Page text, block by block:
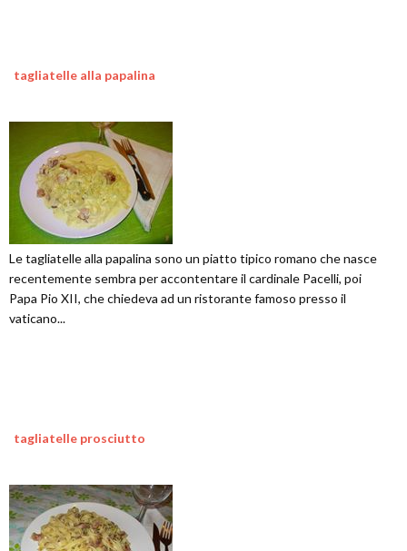
tagliatelle alla papalina
Le tagliatelle alla papalina sono un piatto tipico romano che nasce
recentemente sembra per accontentare il cardinale Pacelli, poi
Papa Pio XII, che chiedeva ad un ristorante famoso presso il
vaticano...
tagliatelle prosciutto